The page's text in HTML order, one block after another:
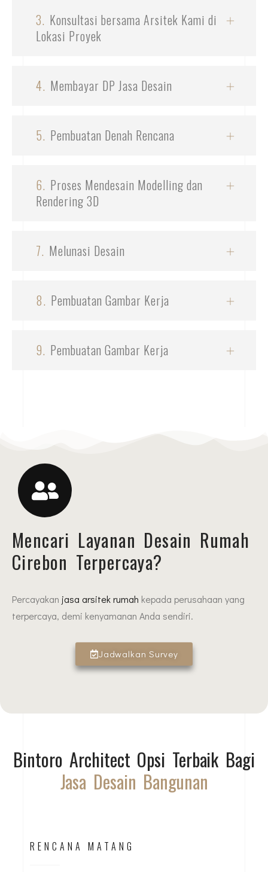
3. Konsultasi bersama Arsitek Kami di
Lokasi Proyek
4. Membayar DP Jasa Desain
5. Pembuatan Denah Rencana
6. Proses Mendesain Modelling dan
Rendering 3D
7. Melunasi Desain
8. Pembuatan Gambar Kerja
9. Pembuatan Gambar Kerja
Mencari Layanan Desain Rumah
Cirebon Terpercaya?
Percayakan jasa arsitek rumah kepada perusahaan yang
terpercaya, demi kenyamanan Anda sendiri.
Jadwalkan Survey
Bintoro Architect Opsi Terbaik Bagi
Jasa Desain Bangunan
RENCANA MATANG